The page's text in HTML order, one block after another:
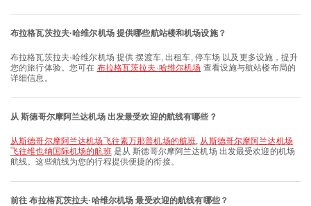
布拉格瓦茨拉夫·哈维尔机场 提供哪些航站楼和机场设施？
布拉格瓦茨拉夫·哈维尔机场 提供 摆渡车, 出租车, 停车场 以及更多设施，提升
您的旅行体验。您可在 布拉格瓦茨拉夫·哈维尔机场 查看设施与航站楼布局的
详细信息。
从 斯德哥尔摩阿兰达机场 出发最受欢迎的航线有哪些？
从斯德哥尔摩阿兰达机场飞往素万那普机场的航班, 从斯德哥尔摩阿兰达机场
飞往维也纳国际机场的航班是从 斯德哥尔摩阿兰达机场 出发最受欢迎的机场
航线。这些航线为您的行程提供便捷的衔接。
前往 布拉格瓦茨拉夫·哈维尔机场 最受欢迎的航线有哪些？